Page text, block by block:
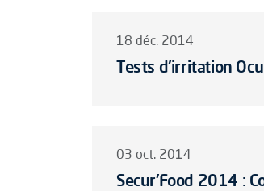
18 déc. 2014
Tests d'irritation
03 oct. 2014
Secur'Food 2014 :